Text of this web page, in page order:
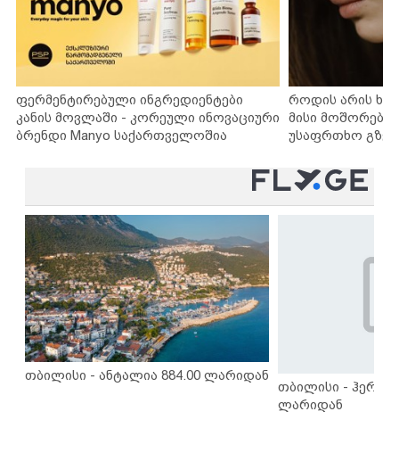
ფერმენტირებული ინგრედიენტები
კანის მოვლაში - კორეული ინოვაციური
ბრენდი Manyo საქართველოშია
როდის არის
მისი
უსაფრთხო
თბილისი - ანტალია 884.00 ლარიდან
თბილისი -
ლარიდან